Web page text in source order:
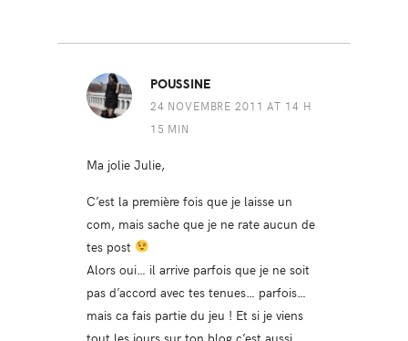
POUSSINE
24 NOVEMBRE 2011 AT 14 H
15 MIN
Ma jolie Julie,
C’est la première fois que je laisse un
com, mais sache que je ne rate aucun de
tes post
Alors oui… il arrive parfois que je ne soit
pas d’accord avec tes tenues… parfois…
mais ca fais partie du jeu ! Et si je viens
tout les jours sur ton blog c’est aussi